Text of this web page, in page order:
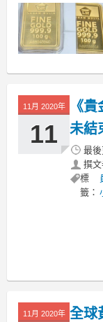
11月 2020年
11
《
未結
最
撰
標
籤：
11月 2020年 全球